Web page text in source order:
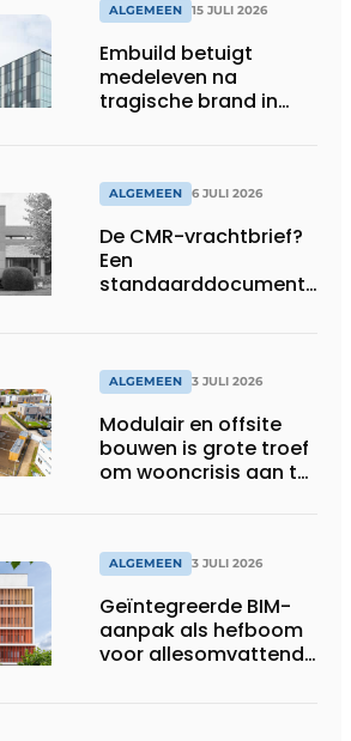
ALGEMEEN 15 JULI 2026
Embuild betuigt
medeleven na
tragische brand in
ALGEMEEN 6 JULI 2026
De CMR-vrachtbrief?
Een
standaarddocument
ALGEMEEN 3 JULI 2026
Modulair en offsite
bouwen is grote troef
om wooncrisis aan te
ALGEMEEN 3 JULI 2026
Geïntegreerde BIM-
aanpak als hefboom
voor allesomvattende